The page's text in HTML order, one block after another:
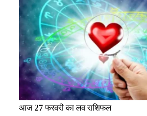
आज 27 फरवरी का लव राशिफल